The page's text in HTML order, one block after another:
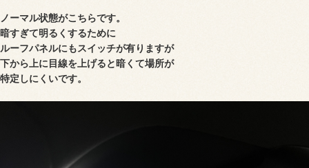
ノーマル状態がこちらです。
暗すぎて明るくするために
ルーフパネルにもスイッチが有りますが
下から上に目線を上げると暗くて場所が
特定しにくいです。